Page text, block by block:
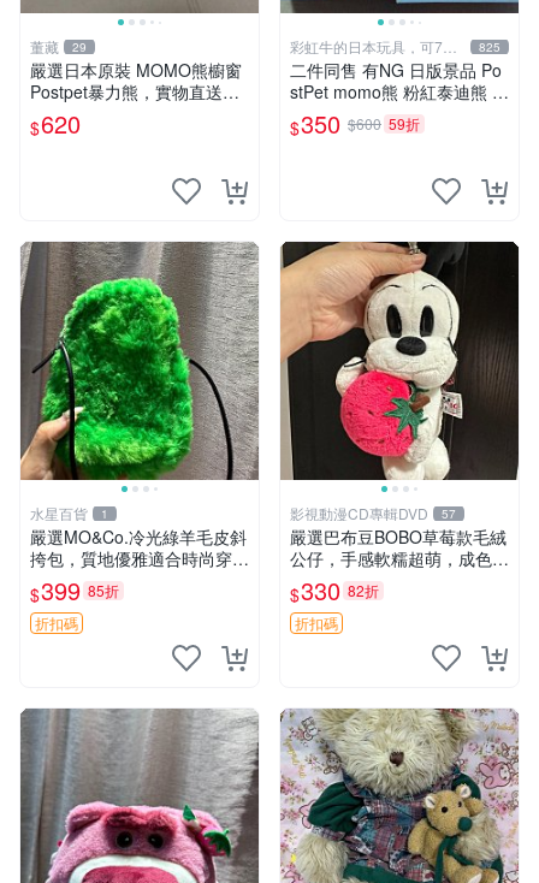
董藏 29
嚴選日本原裝 MOMO熊櫥窗
Postpet暴力熊，實物直送新
臺灣。MOMO熊 暴力熊 熊貓
櫥窗
$620
彩虹牛的日本玩具，可7取
付
825
二件同售 有NG 日版景品 Po
stPet momo熊 粉紅泰迪熊 妹
妹 comomo 企鵝 娃娃 布偶
手指頭 娃娃
$350 $600 59折
水星百貨 1
嚴選MO&Co.冷光綠羊毛皮斜
挎包，質地優雅適合時尚穿搭
冷光綠 皮包 斜挎包
$399 85折
折扣碼
影視動漫CD專輯DVD 57
嚴選巴布豆BOBO草莓款毛絨
公仔，手感軟糯超萌，成色優
良適合作為收藏品或包包配
飾。可視頻確認詳情。 巴布
豆 BOBO 草莓 毛絨公仔 收藏
$330 82折
折扣碼